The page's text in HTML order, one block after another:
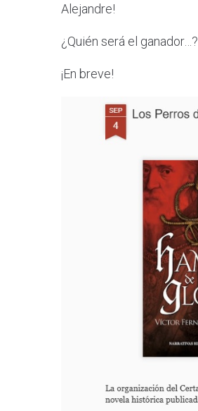
Alejandre!
¿Quién será el ganador…?
¡En breve!